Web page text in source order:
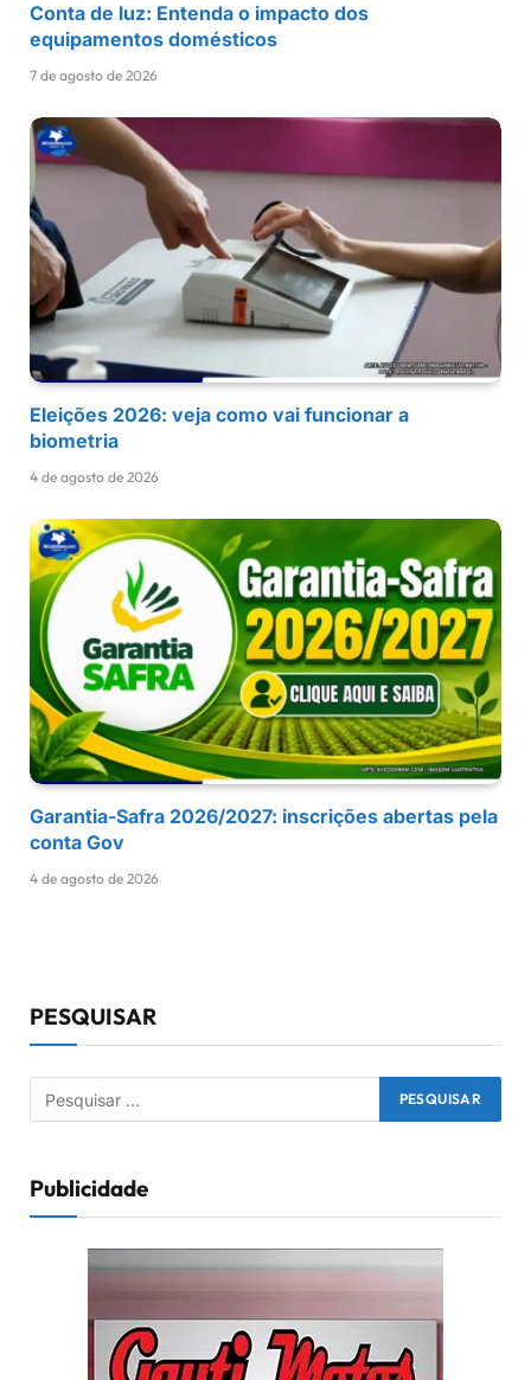
Conta de luz: Entenda o impacto dos
equipamentos domésticos
7 de agosto de 2026
Eleições 2026: veja como vai funcionar a
biometria
4 de agosto de 2026
Garantia-Safra 2026/2027: inscrições abertas pela
conta Gov
4 de agosto de 2026
PESQUISAR
Publicidade